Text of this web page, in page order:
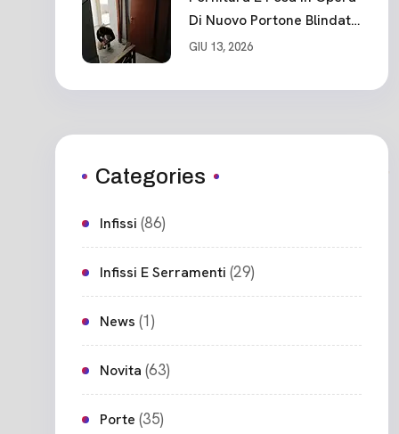
Di Nuovo Portone Blindato
Ceparana
GIU 13, 2026
Categories
Infissi (86)
Infissi E Serramenti (29)
News (1)
Novita (63)
Porte (35)